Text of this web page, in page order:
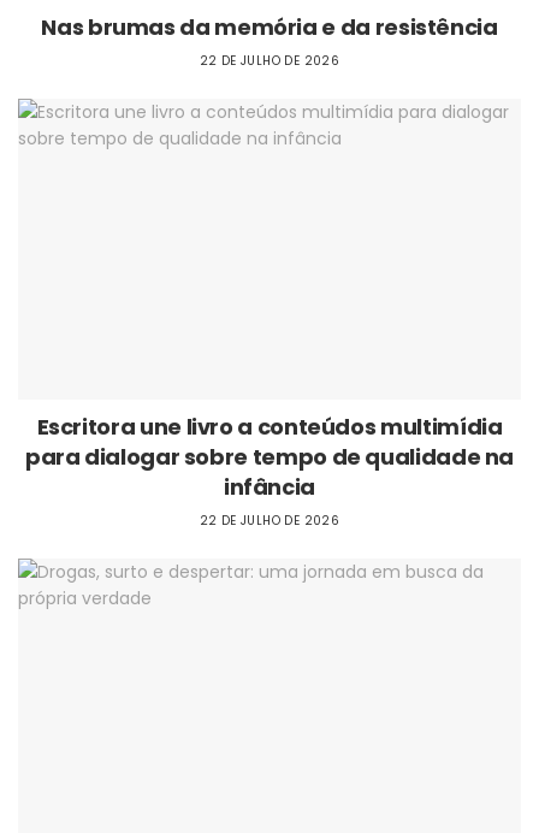
Nas brumas da memória e da resistência
22 DE JULHO DE 2026
Escritora une livro a conteúdos multimídia
para dialogar sobre tempo de qualidade na
infância
22 DE JULHO DE 2026